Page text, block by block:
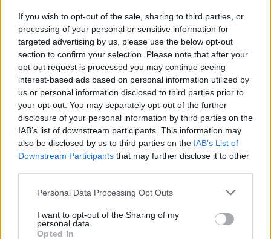
If you wish to opt-out of the sale, sharing to third parties, or
processing of your personal or sensitive information for
targeted advertising by us, please use the below opt-out
section to confirm your selection. Please note that after your
opt-out request is processed you may continue seeing
interest-based ads based on personal information utilized by
us or personal information disclosed to third parties prior to
your opt-out. You may separately opt-out of the further
disclosure of your personal information by third parties on the
IAB’s list of downstream participants. This information may
also be disclosed by us to third parties on the IAB’s List of
Downstream Participants that may further disclose it to other
Personal Data Processing Opt Outs
I want to opt-out of the Sharing of my
personal data.
Opted In
Γιώργος Ζώης-Γιώργος Κιμούλης-Κώστας Κιμούλης-Νίκος
Τερζής/ NDP Photo Agency